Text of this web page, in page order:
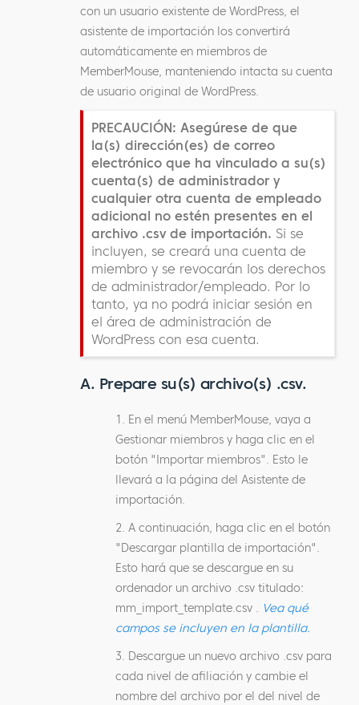
con un usuario existente de WordPress, el
asistente de importación los convertirá
automáticamente en miembros de
MemberMouse, manteniendo intacta su cuenta
de usuario original de WordPress.
PRECAUCIÓN: Asegúrese de que
la(s) dirección(es) de correo
electrónico que ha vinculado a su(s)
cuenta(s) de administrador y
cualquier otra cuenta de empleado
adicional no estén presentes en el
archivo .csv de importación. Si se
incluyen, se creará una cuenta de
miembro y se revocarán los derechos
de administrador/empleado. Por lo
tanto, ya no podrá iniciar sesión en
el área de administración de
WordPress con esa cuenta.
A. Prepare su(s) archivo(s) .csv.
1. En el menú MemberMouse, vaya a
Gestionar miembros y haga clic en el
botón "Importar miembros". Esto le
llevará a la página del Asistente de
importación.
2. A continuación, haga clic en el botón
"Descargar plantilla de importación".
Esto hará que se descargue en su
ordenador un archivo .csv titulado:
mm_import_template.csv . Vea qué
campos se incluyen en la plantilla.
3. Descargue un nuevo archivo .csv para
cada nivel de afiliación y cambie el
nombre del archivo por el del nivel de